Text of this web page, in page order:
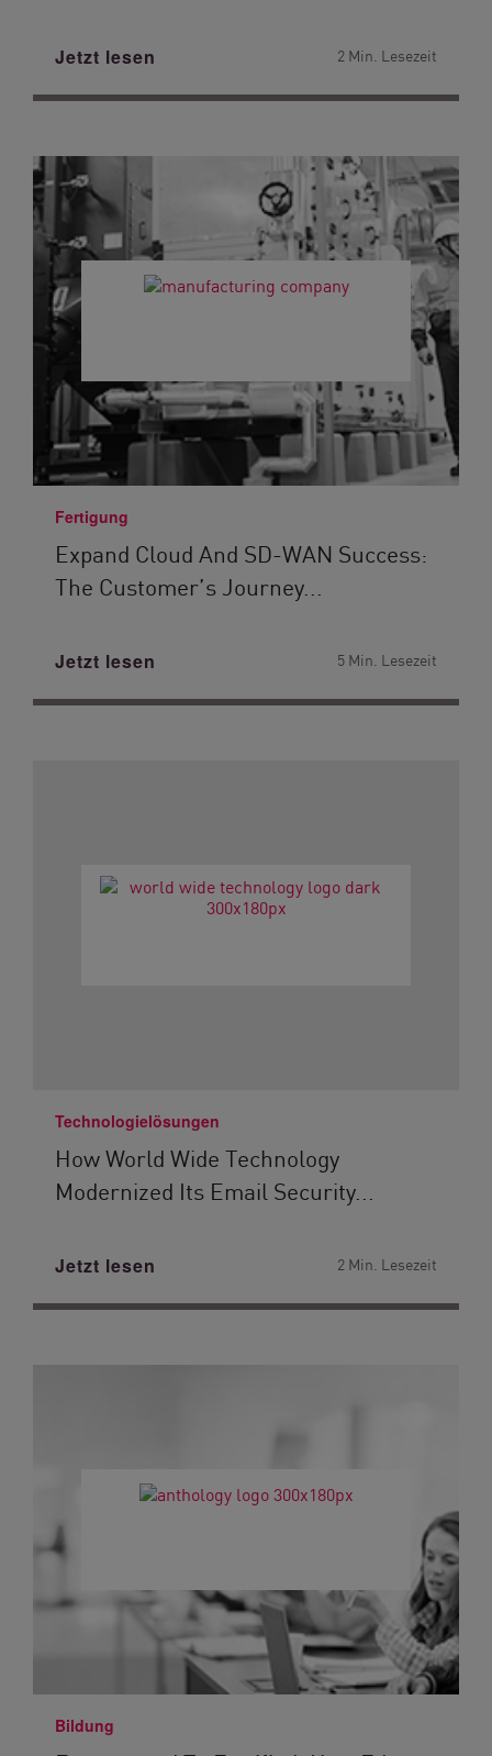
Jetzt lesen 2 Min. Lesezeit
Fertigung
Expand Cloud And SD-WAN Success:
The Customer’s Journey...
Jetzt lesen 5 Min. Lesezeit
Technologielösungen
How World Wide Technology
Modernized Its Email Security...
Jetzt lesen 2 Min. Lesezeit
Bildung